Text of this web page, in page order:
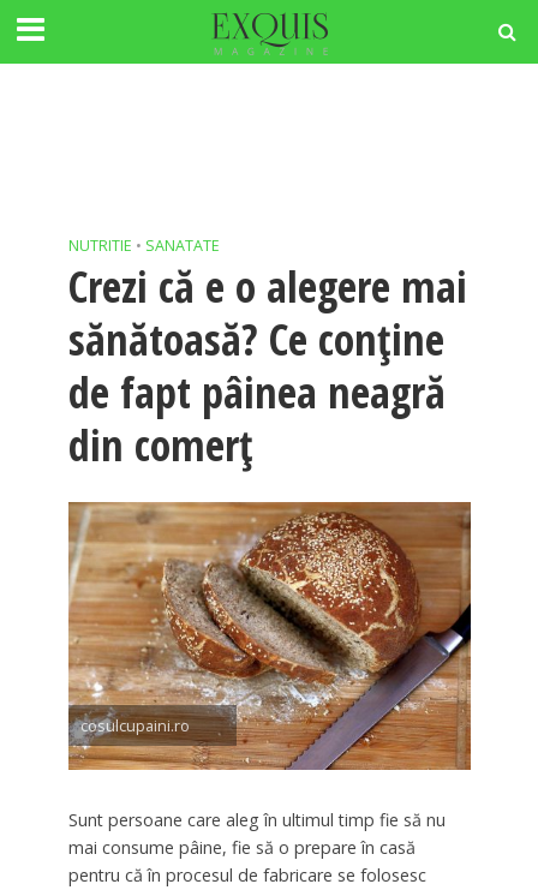
NUTRITIE • SANATATE
Crezi că e o alegere mai
sănătoasă? Ce conţine
de fapt pâinea neagră
din comerţ
cosulcupaini.ro
Sunt persoane care aleg în ultimul timp fie să nu
mai consume pâine, fie să o prepare în casă
pentru că în procesul de fabricare se folosesc